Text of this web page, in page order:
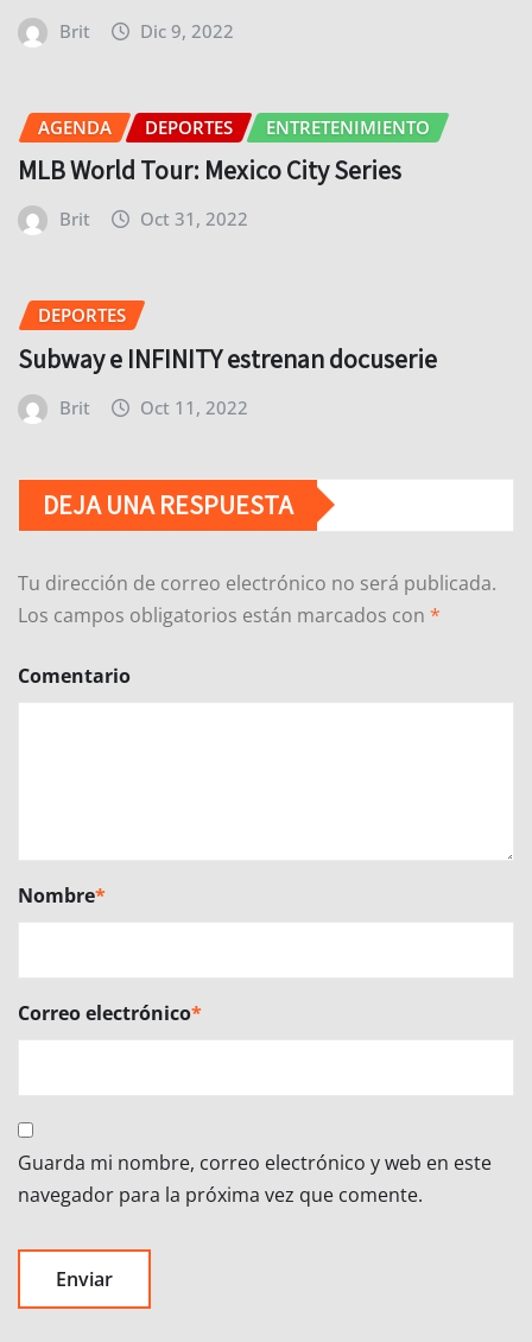
Brit Dic 9, 2022
AGENDA DEPORTES ENTRETENIMIENTO
MLB World Tour: Mexico City Series
Brit Oct 31, 2022
DEPORTES
Subway e INFINITY estrenan docuserie
Brit Oct 11, 2022
DEJA UNA RESPUESTA
Tu dirección de correo electrónico no será publicada.
Los campos obligatorios están marcados con *
Comentario
Nombre*
Correo electrónico*
Guarda mi nombre, correo electrónico y web en este
navegador para la próxima vez que comente.